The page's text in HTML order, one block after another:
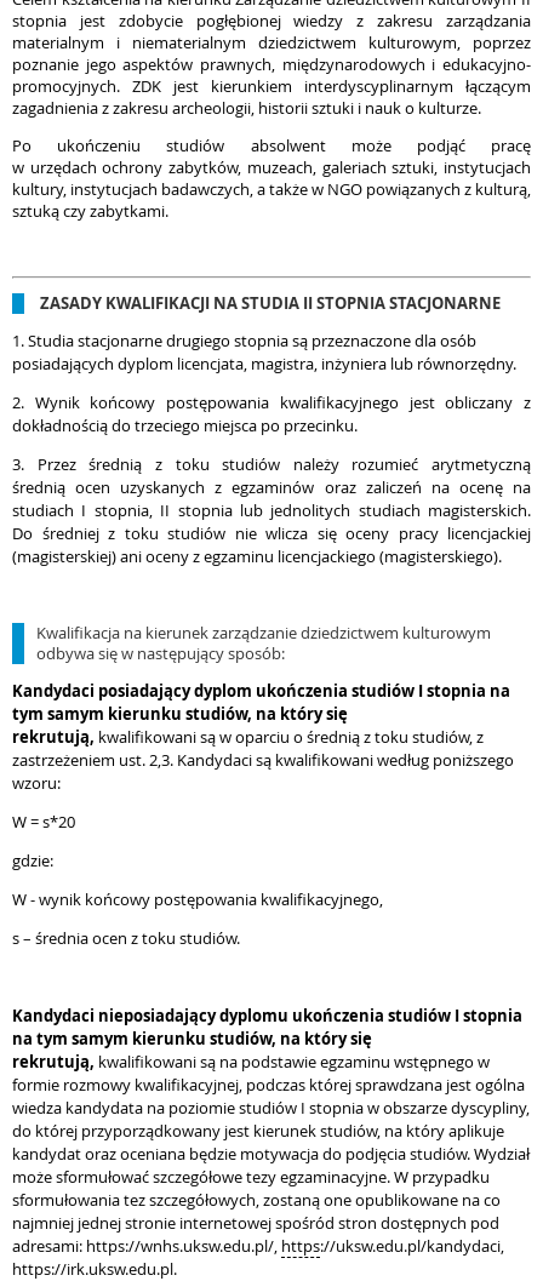
stopnia jest zdobycie pogłębionej wiedzy z zakresu zarządzania
materialnym i niematerialnym dziedzictwem kulturowym, poprzez
poznanie jego aspektów prawnych, międzynarodowych i edukacyjno-
promocyjnych. ZDK jest kierunkiem interdyscyplinarnym łączącym
zagadnienia z zakresu archeologii, historii sztuki i nauk o kulturze.
Po ukończeniu studiów absolwent może podjąć pracę
w urzędach ochrony zabytków, muzeach, galeriach sztuki, instytucjach
kultury, instytucjach badawczych, a także w NGO powiązanych z kulturą,
sztuką czy zabytkami.
ZASADY KWALIFIKACJI NA STUDIA II STOPNIA STACJONARNE
1. Studia stacjonarne drugiego stopnia są przeznaczone dla osób
posiadających dyplom licencjata, magistra, inżyniera lub równorzędny.
2. Wynik końcowy postępowania kwalifikacyjnego jest obliczany z
dokładnością do trzeciego miejsca po przecinku.
3. Przez średnią z toku studiów należy rozumieć arytmetyczną
średnią ocen uzyskanych z egzaminów oraz zaliczeń na ocenę na
studiach I stopnia, II stopnia lub jednolitych studiach magisterskich.
Do średniej z toku studiów nie wlicza się oceny pracy licencjackiej
(magisterskiej) ani oceny z egzaminu licencjackiego (magisterskiego).
Kwalifikacja na kierunek zarządzanie dziedzictwem kulturowym
odbywa się w następujący sposób:
Kandydaci posiadający dyplom ukończenia studiów I stopnia na
tym samym kierunku studiów, na który się
rekrutują, kwalifikowani są w oparciu o średnią z toku studiów, z
zastrzeżeniem ust. 2,3. Kandydaci są kwalifikowani według poniższego
wzoru:
W = s*20
gdzie:
W - wynik końcowy postępowania kwalifikacyjnego,
s – średnia ocen z toku studiów.
Kandydaci nieposiadający dyplomu ukończenia studiów I stopnia
na tym samym kierunku studiów, na który się
rekrutują, kwalifikowani są na podstawie egzaminu wstępnego w
formie rozmowy kwalifikacyjnej, podczas której sprawdzana jest ogólna
wiedza kandydata na poziomie studiów I stopnia w obszarze dyscypliny,
do której przyporządkowany jest kierunek studiów, na który aplikuje
kandydat oraz oceniana będzie motywacja do podjęcia studiów. Wydział
może sformułować szczegółowe tezy egzaminacyjne. W przypadku
sformułowania tez szczegółowych, zostaną one opublikowane na co
najmniej jednej stronie internetowej spośród stron dostępnych pod
adresami: https://wnhs.uksw.edu.pl/, https://uksw.edu.pl/kandydaci,
https://irk.uksw.edu.pl.